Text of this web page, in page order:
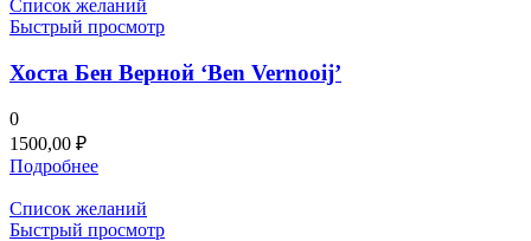
Список желаний
Быстрый просмотр
Хоста Бен Верной ‘Ben Vernooij’
0
1500,00 ₽
Подробнее
Список желаний
Быстрый просмотр